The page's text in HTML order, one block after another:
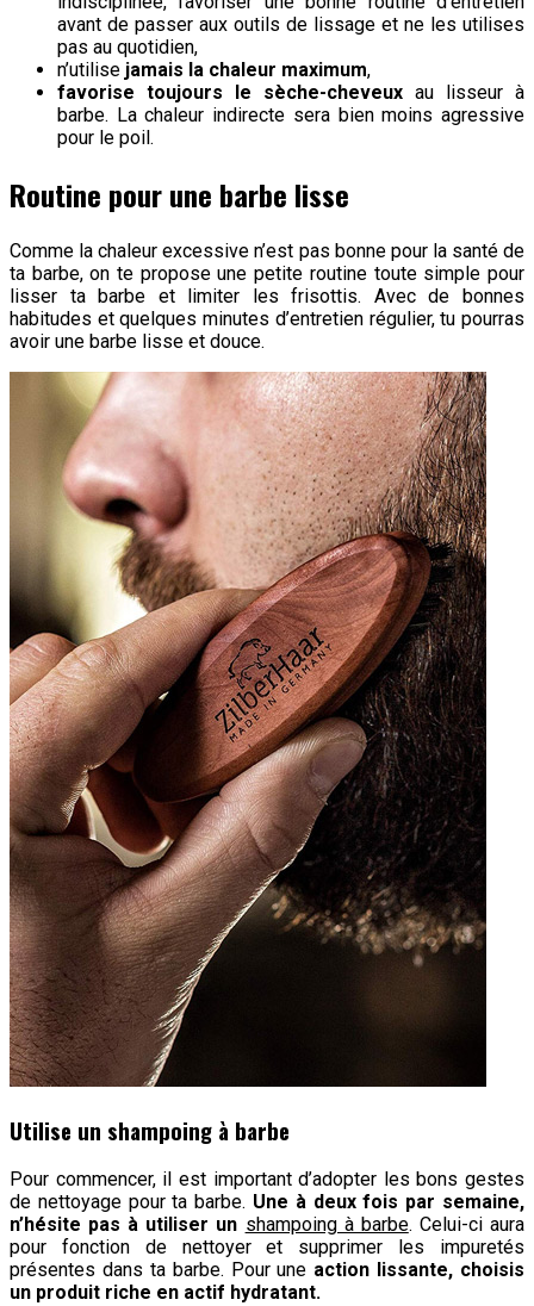
avant de passer aux outils de lissage et ne les utilises
pas au quotidien,
n’utilise jamais la chaleur maximum,
favorise toujours le sèche-cheveux au lisseur à
barbe. La chaleur indirecte sera bien moins agressive
pour le poil.
Routine pour une barbe lisse
Comme la chaleur excessive n’est pas bonne pour la santé de
ta barbe, on te propose une petite routine toute simple pour
lisser ta barbe et limiter les frisottis. Avec de bonnes
habitudes et quelques minutes d’entretien régulier, tu pourras
avoir une barbe lisse et douce.
Utilise un shampoing à barbe
Pour commencer, il est important d’adopter les bons gestes
de nettoyage pour ta barbe. Une à deux fois par semaine,
n’hésite pas à utiliser un shampoing à barbe. Celui-ci aura
pour fonction de nettoyer et supprimer les impuretés
présentes dans ta barbe. Pour une action lissante, choisis
un produit riche en actif hydratant.